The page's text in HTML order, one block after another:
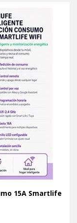
15A Smartlife